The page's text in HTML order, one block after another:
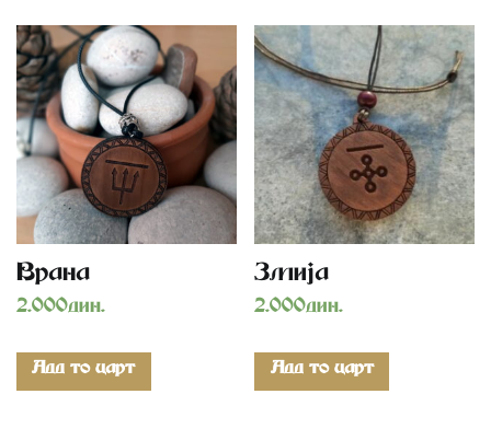
Vrana
2.000дин.
Add to cart
Zmija
2.000дин.
Add to cart